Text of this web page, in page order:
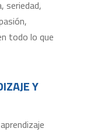
seriedad,
todo lo que
Y